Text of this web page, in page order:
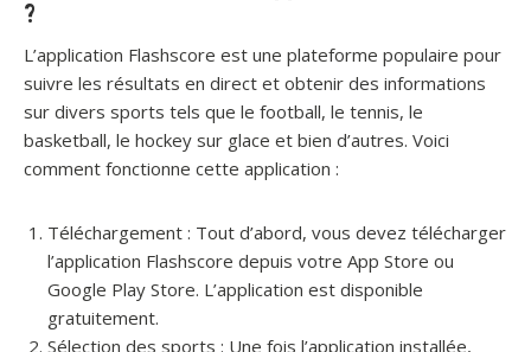
?
L’application Flashscore est une plateforme populaire pour
suivre les résultats en direct et obtenir des informations
sur divers sports tels que le football, le tennis, le
basketball, le hockey sur glace et bien d’autres. Voici
comment fonctionne cette application :
Téléchargement : Tout d’abord, vous devez télécharger
l’application Flashscore depuis votre App Store ou
Google Play Store. L’application est disponible
gratuitement.
Sélection des sports : Une fois l’application installée,